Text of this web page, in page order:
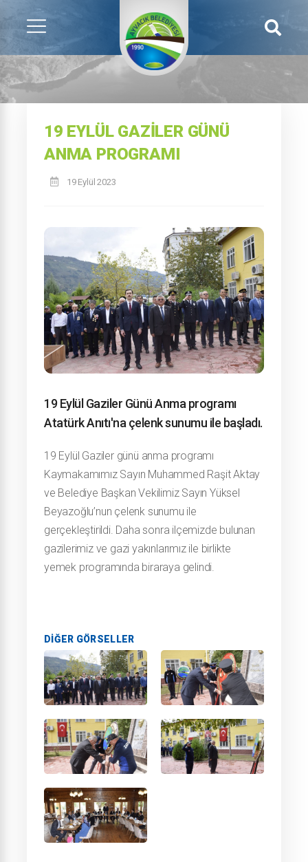
19 EYLÜL GAZILER GÜNÜ
ANMA PROGRAMI
19 Eylül 2023
19 Eylül Gaziler Günü Anma programı
Atatürk Anıtı'na çelenk sunumu ile başladı.
19 Eylül Gaziler günü anma programı
Kaymakamımız Sayın Muhammed Raşit Aktay
ve Belediye Başkan Vekilimiz Sayın Yüksel
Beyazoğlu’nun çelenk sunumu ile
gerçekleştirildi. Daha sonra ilçemizde bulunan
gazilerimiz ve gazi yakınlarımız ile birlikte
yemek programında biraraya gelindi.
DIĞER GÖRSELLER